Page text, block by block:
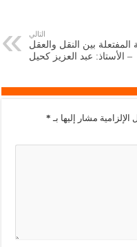
التالي
المفتعلة بين النقل والعقل
– الأستاذ: عبد العزيز كحيل
الإلزامية مشار إليها بـ *